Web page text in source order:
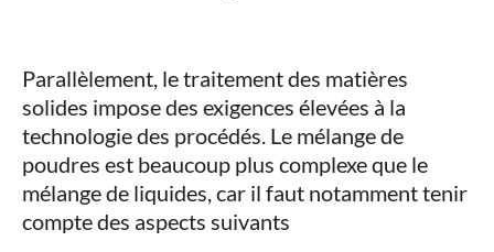
Parallèlement, le traitement des matières
solides impose des exigences élevées à la
technologie des procédés. Le mélange de
poudres est beaucoup plus complexe que le
mélange de liquides, car il faut notamment tenir
compte des aspects suivants